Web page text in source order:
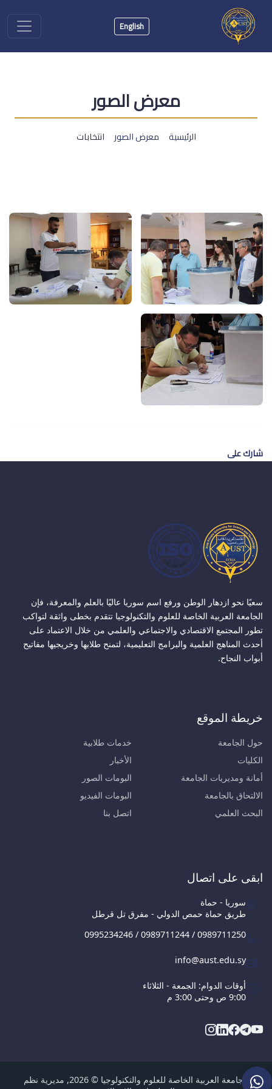
English
معرض الصور
الرئيسية معرض الصور انتخابات
شارك على
سعيًا نحو ازدهار الوطن ورفع اسم سوريا عاليًا بالعلم والمعرفة، فإن
الجامعة العربية الخاصة للعلوم والتكنولوجيا تتقدم بخطى واثقة لتواكب
تطور المجتمع الاقتصادي والاجتماعي والعلمي من خلال الاعتماد على
أحدث المناهج العلمية والبرامج التعليمية، لتمنح طلابها وخريجيها مفاتيح
أبواب النجاح.
خريطة الموقع
حول الجامعة
الكليات
أمانة ومديريات الجامعة
الالتحاق بالجامعة
البحث العلمي
خدمات طلابية
الأخبار
البومات الصور
البومات الفيديو
اتصل بنا
ابقى على اتصال
سوريا - حماة
طريق حماة حمص الدولي - مفرق تل قرطل
0995234246 / 0989711244 / 0989711250
info@aust.edu.sy
أوقات الدوام: الجمعة - الثلاثاء
9:00 ص وحتى 3:00 م
الجامعة العربية الخاصة للعلوم والتكنولوجيا © 2026, مديرية نظم